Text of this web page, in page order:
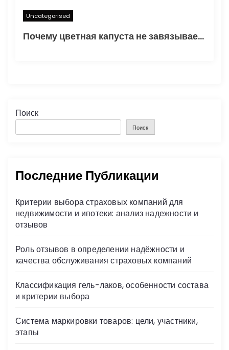
Uncategorised
Почему цветная капуста не завязывает в открытом грунте — основные факторы и способы решения проблемы
Поиск
Поиск
Последние Публикации
Критерии выбора страховых компаний для
недвижимости и ипотеки: анализ надежности и
отзывов
Роль отзывов в определении надёжности и
качества обслуживания страховых компаний
Классификация гель-лаков, особенности состава
и критерии выбора
Система маркировки товаров: цели, участники,
этапы